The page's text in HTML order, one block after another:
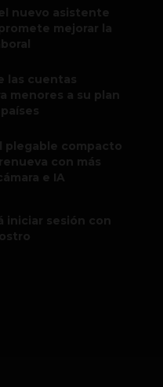
nuevo asistente
mejorar la
las cuentas
menores a su plan
plegable compacto
con más
e IA
iniciar sesión con